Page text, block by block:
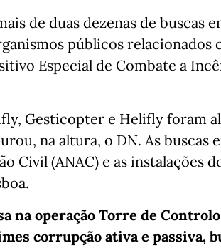
de duas dezenas de buscas
públicos relacionados
Especial de Combate a
Gesticopter e Helifly foram
na altura, o DN. As buscas
Civil (ANAC) e as instalações
na operação Torre de
corrupção ativa e passiva,